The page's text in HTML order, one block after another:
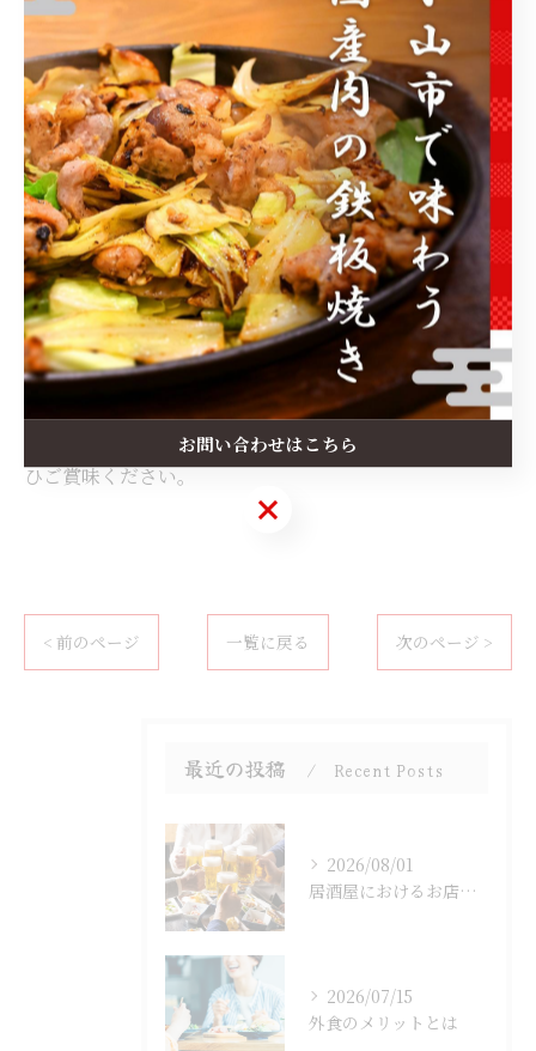
まとめ
博多発祥のグルメは、もつ鍋・水炊き・焼肉鉄板のよう
に、素材の味を最大限に引き出す料理が揃っています。
料理の特徴や食べ方を知ることで、博多の食文化をより
深く理解し、地域ならではの味をぞんぶんに楽しめるで
しょう。
小山市の『博多鉄板焼肉一八』では、博多のソウルフー
ドである焼肉鉄板を堪能できます。
お肉は食べやすいサイズにカットしておりますので、ぜ
ひご賞味ください。
< 前のページ 一覧に戻る 次のページ >
最近の投稿 Recent Posts
2026/08/01
居酒屋におけるお店選びのポイント
2026/07/15
外食のメリットとは
お問い合わせはこちら
お問い合わせはこちら